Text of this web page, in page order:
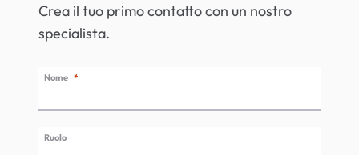
Crea il tuo primo contatto con un nostro
specialista.
Nome
Ruolo